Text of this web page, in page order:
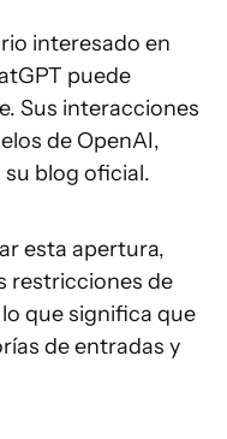
interesado en
puede
Sus interacciones
de OpenAI,
blog oficial.
esta apertura,
restricciones de
que significa que
de entradas y